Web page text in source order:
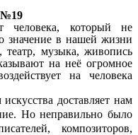
№19
который не
значение в нашей жизни
театр, музыка, живопись
на неё огромное
на человека
доставляет нам
Но неправильно было
композиторов,